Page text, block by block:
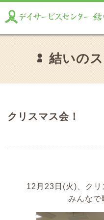
結いの
クリスマス会！
12月23日(火)、クリ
みんなで